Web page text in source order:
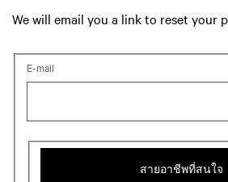
We will email you a link to reset your
Reset password with your e-mail
E-mail
สายอาชีพที่สนใจ